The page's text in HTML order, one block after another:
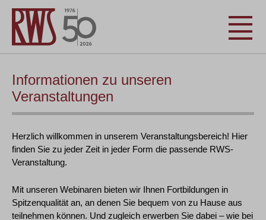
Informationen zu unseren
Veranstaltungen
Herzlich willkommen in unserem Veranstaltungsbereich! Hier
finden Sie zu jeder Zeit in jeder Form die passende RWS-
Veranstaltung.
Mit unseren Webinaren bieten wir Ihnen Fortbildungen in
Spitzenqualität an, an denen Sie bequem von zu Hause aus
teilnehmen können. Und zugleich erwerben Sie dabei – wie bei